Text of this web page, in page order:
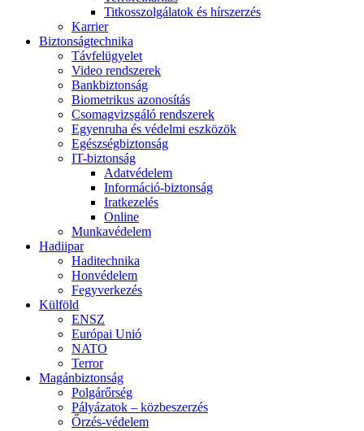
Titkosszolgálatok és hírszerzés
Karrier
Biztonságtechnika
Távfelügyelet
Video rendszerek
Bankbiztonság
Biometrikus azonosítás
Csomagvizsgáló rendszerek
Egyenruha és védelmi eszközök
Egészségbiztonság
IT-biztonság
Adatvédelem
Információ-biztonság
Iratkezelés
Online
Munkavédelem
Hadiipar
Haditechnika
Honvédelem
Fegyverkezés
Külföld
ENSZ
Európai Unió
NATO
Terror
Magánbiztonság
Polgárőrség
Pályázatok – közbeszerzés
Őrzés-védelem